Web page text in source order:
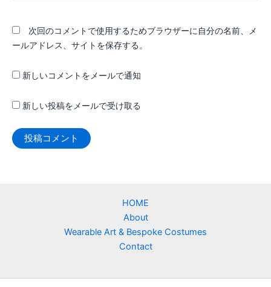
次回のコメントで使用するためブラウザーに自分の名前、メ
ールアドレス、サイトを保存する。
新しいコメントをメールで通知
新しい投稿をメールで受け取る
HOME
About
Wearable Art & Bespoke Costumes
Contact